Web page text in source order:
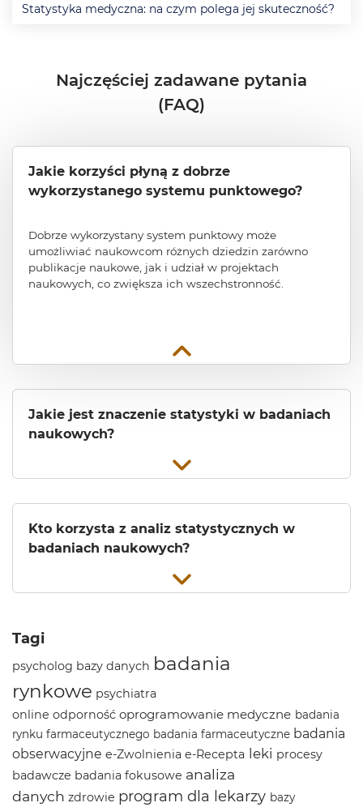
Statystyka medyczna: na czym polega jej skuteczność?
Najczęściej zadawane pytania
(FAQ)
Jakie korzyści płyną z dobrze
wykorzystanego systemu punktowego?
Dobrze wykorzystany system punktowy może
umożliwiać naukowcom różnych dziedzin zarówno
publikacje naukowe, jak i udział w projektach
naukowych, co zwiększa ich wszechstronność.
Jakie jest znaczenie statystyki w badaniach
naukowych?
Kto korzysta z analiz statystycznych w
badaniach naukowych?
Tagi
psycholog bazy danych badania
rynkowe psychiatra
online odporność oprogramowanie medyczne badania
rynku farmaceutycznego badania farmaceutyczne badania
obserwacyjne e-Zwolnienia e-Recepta leki procesy
badawcze badania fokusowe analiza
danych zdrowie program dla lekarzy bazy